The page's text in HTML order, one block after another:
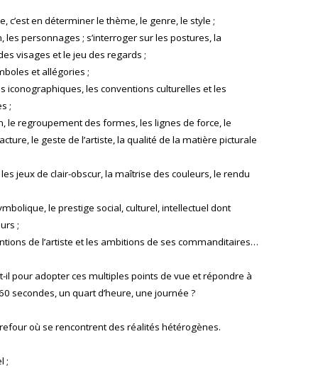
c’est en déterminer le thème, le genre, le style ;
les personnages ; s’interroger sur les postures, la
visages et le jeu des regards ;
et allégories ;
iconographiques, les conventions culturelles et les
;
le regroupement des formes, les lignes de force, le
le geste de l’artiste, la qualité de la matière picturale
jeux de clair-obscur, la maîtrise des couleurs, le rendu
le prestige social, culturel, intellectuel dont
;
de l’artiste et les ambitions de ses commanditaires…
pour adopter ces multiples points de vue et répondre à
secondes, un quart d’heure, une journée ?
où se rencontrent des réalités hétérogènes.
;